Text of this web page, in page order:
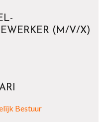
(M/V/X)